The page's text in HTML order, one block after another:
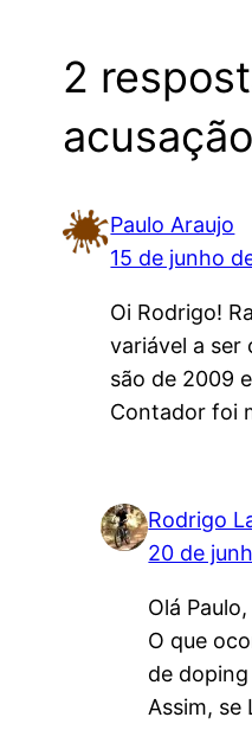
2
Paulo Araujo
15 de junho
Oi Rodrigo!
variável a ser
são de 2009
Contador foi
Rodrigo
20 de
Olá
O que
de
Assim, se